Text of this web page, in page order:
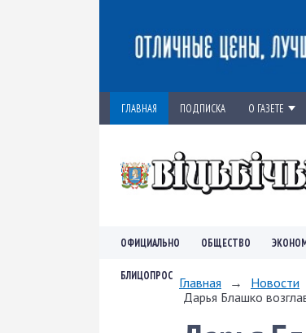
ГЛАВНАЯ ПОДПИСКА О ГАЗЕТЕ
ОФИЦИАЛЬНО ОБЩЕСТВО
БЛИЦОПРОС Главная → Новости
Дарья Блашко